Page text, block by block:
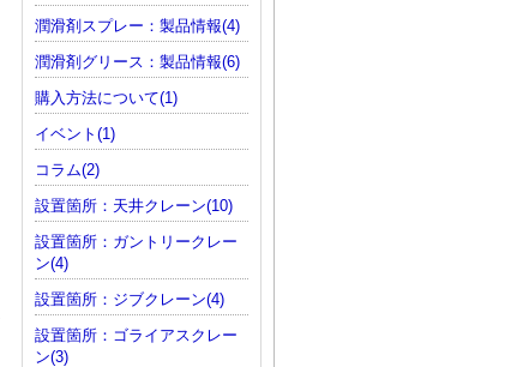
潤滑剤スプレー：製品情報(4)
潤滑剤グリース：製品情報(6)
購入方法について(1)
イベント(1)
コラム(2)
設置箇所：天井クレーン(10)
設置箇所：ガントリークレー
ン(4)
設置箇所：ジブクレーン(4)
設置箇所：ゴライアスクレー
ン(3)